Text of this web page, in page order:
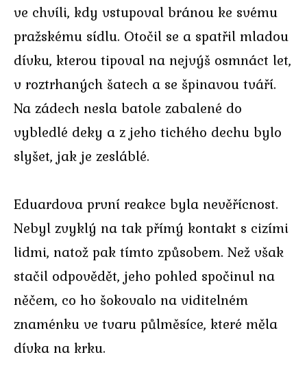
ve chvíli, kdy vstupoval bránou ke svému
pražskému sídlu. Otočil se a spatřil mladou
dívku, kterou tipoval na nejvýš osmnáct let,
v roztrhaných šatech a se špinavou tváří.
Na zádech nesla batole zabalené do
vybledlé deky a z jeho tichého dechu bylo
slyšet, jak je zesláblé.
Eduardova první reakce byla nevěřícnost.
Nebyl zvyklý na tak přímý kontakt s cizími
lidmi, natož pak tímto způsobem. Než však
stačil odpovědět, jeho pohled spočinul na
něčem, co ho šokovalo na viditelném
znaménku ve tvaru půlměsíce, které měla
dívka na krku.